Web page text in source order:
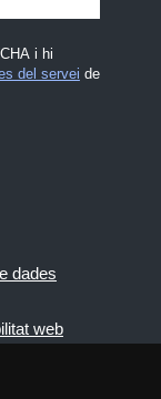
i hi
del servei de
dades
web